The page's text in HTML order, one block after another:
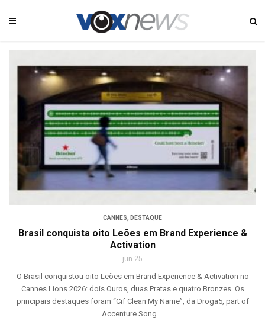
CANNES, DESTAQUE
Brasil conquista oito Leões em Brand Experience &
Activation
jun 25
O Brasil conquistou oito Leões em Brand Experience & Activation no
Cannes Lions 2026: dois Ouros, duas Pratas e quatro Bronzes. Os
principais destaques foram “Cif Clean My Name”, da Droga5, part of
Accenture Song ...